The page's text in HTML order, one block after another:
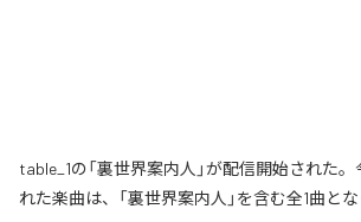
table_1の「裏世界案内人」が配信開始された
れた楽曲は、「裏世界案内人」を含む全1曲とな